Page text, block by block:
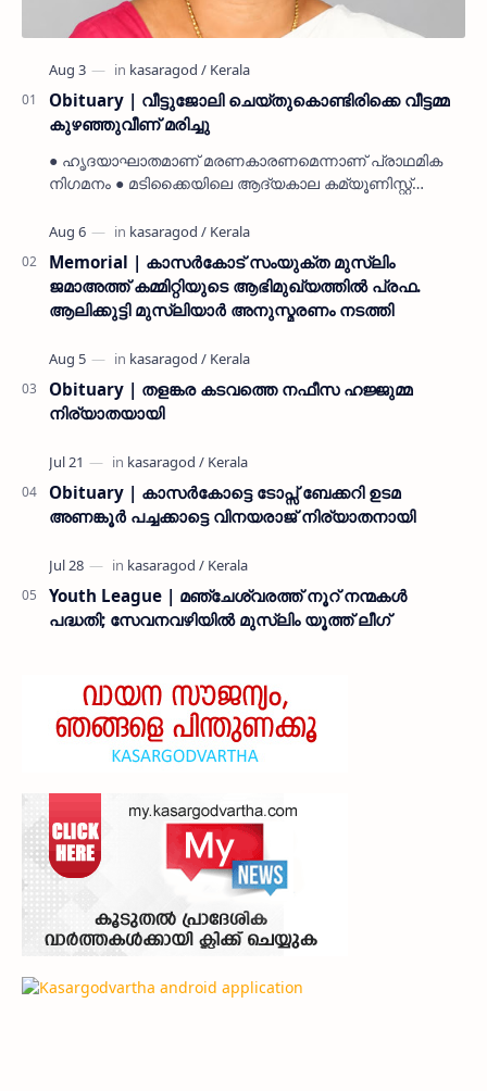
Obituary | വീട്ടുജോലി ചെയ്തുകൊണ്ടിരിക്കെ വീട്ടമ്മ
കുഴഞ്ഞുവീണ് മരിച്ചു
● ഹൃദയാഘാതമാണ് മരണകാരണമെന്നാണ് പ്രാഥമിക
നിഗമനം ● മടിക്കൈയിലെ ആദ്യകാല കമ്യൂണിസ്റ്റ്
മകളാണ് ● വിവരമറിഞ്ഞ് ജനപ്ര…
Memorial | കാസർകോട് സംയുക്ത മുസ്ലിം
ജമാഅത്ത് കമ്മിറ്റിയുടെ ആഭിമുഖ്യത്തിൽ പ്രഫ.
ആലിക്കുട്ടി മുസ്ലിയാർ അനുസ്മരണം നടത്തി
Obituary | തളങ്കര കടവത്തെ നഫീസ ഹജ്ജുമ്മ
നിര്യാതയായി
Obituary | കാസർകോട്ടെ ടോപ്സ് ബേക്കറി ഉടമ
അണങ്കൂർ പച്ചക്കാട്ടെ വിനയരാജ് നിര്യാതനായി
Youth League | മഞ്ചേശ്വരത്ത് നൂറ് നന്മകൾ
പദ്ധതി; സേവനവഴിയിൽ മുസ്ലിം യൂത്ത് ലീഗ്